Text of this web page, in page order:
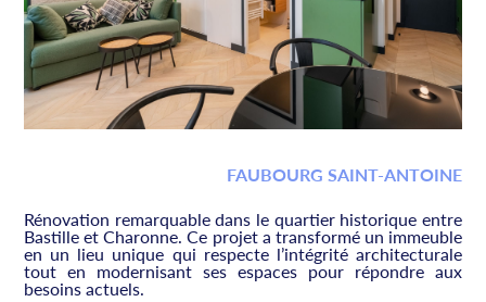
FAUBOURG SAINT-ANTOINE
Rénovation remarquable dans le quartier historique entre
Bastille et Charonne. Ce projet a transformé un immeuble
en un lieu unique qui respecte l’intégrité architecturale
tout en modernisant ses espaces pour répondre aux
besoins actuels.